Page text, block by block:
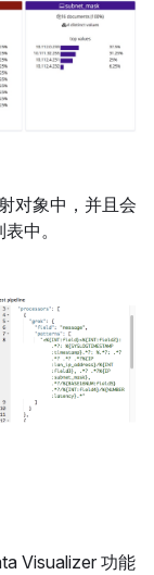
对象中，并且会
中。
Visualizer 功能